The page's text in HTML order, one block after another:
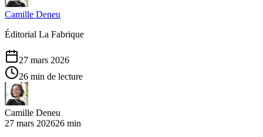
Camille Deneu
Éditorial La Fabrique
27 mars 2026
26 min de lecture
Camille Deneu
27 mars 202626 min